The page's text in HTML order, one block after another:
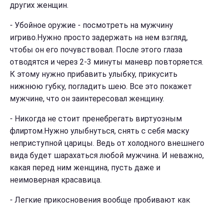
других женщин.
- Убойное оружие - посмотреть на мужчину
игриво.Нужно просто задержать на нем взгляд,
чтобы он его почувствовал. После этого глаза
отводятся и через 2-3 минуты маневр повторяется.
К этому нужно прибавить улыбку, прикусить
нижнюю губку, погладить шею. Все это покажет
мужчине, что он заинтересовал женщину.
- Никогда не стоит пренебрегать виртуозным
флиртом.Нужно улыбнуться, снять с себя маску
неприступной царицы. Ведь от холодного внешнего
вида будет шарахаться любой мужчина. И неважно,
какая перед ним женщина, пусть даже и
неимоверная красавица.
- Легкие прикосновения вообще пробивают как